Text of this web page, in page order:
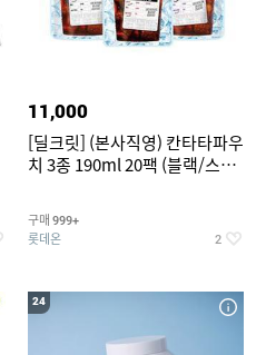
11,000
[딜크릿] (본사직영) 칸타타파우
치 3종 190ml 20팩 (블랙/스위
구매 999+
롯데온 2
24